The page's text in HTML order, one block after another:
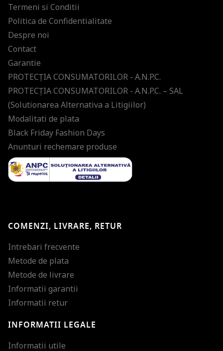
Termeni si Conditii
Politica de Confidentialitate
Despre noi
Contact
Garantie
PROTECŢIA CONSUMATORILOR - A.N.P.C.
PROTECŢIA CONSUMATORILOR - A.N.P.C. – SAL
(Solutionarea Alternativa a Litigiilor)
Modalitati de plata
Black Friday Fashion Days
Anunturi rechemare produse
COMENZI, LIVRARE, RETUR
Intrebari frecvente
Metode de plata
Metode de livrare
Informatii garantii
Informatii retur
INFORMATII LEGALE
Informatii utile